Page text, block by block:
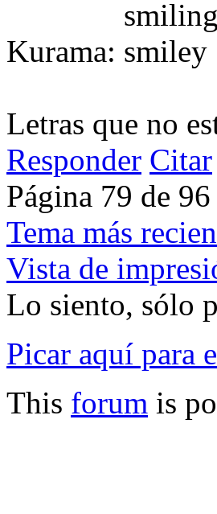
Kurama:
Letras que no
Responder Citar
Página 79 de
Tema más
Vista de
Lo siento, sólo
Picar aquí para
This forum is